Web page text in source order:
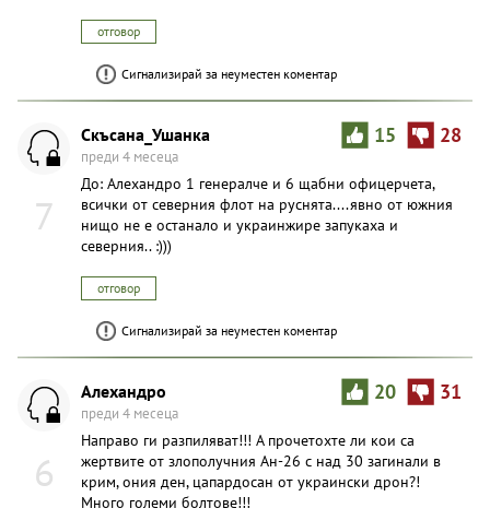
отговор
Сигнализирай за неуместен коментар
7
15 28
Скъсана_Ушанка
преди 4 месеца
До: Алехандро 1 генералче и 6 щабни офицерчета,
всички от северния флот на руснята....явно от южния
нищо не е останало и украинжире запукаха и
северния.. :)))
отговор
Сигнализирай за неуместен коментар
6
20 31
Алехандро
преди 4 месеца
Направо ги разпиляват!!! А прочетохте ли кои са
жертвите от злополучния Ан-26 с над 30 загинали в
крим, ония ден, цапардосан от украински дрон?!
Много големи болтове!!!